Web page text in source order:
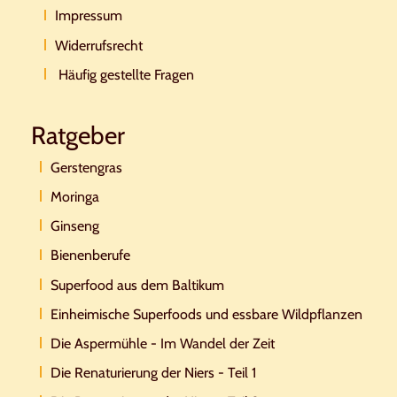
Impressum
Widerrufsrecht
Häufig gestellte Fragen
Ratgeber
Gerstengras
Moringa
Ginseng
Bienenberufe
Superfood aus dem Baltikum
Einheimische Superfoods und essbare Wildpflanzen
Die Aspermühle - Im Wandel der Zeit
Die Renaturierung der Niers - Teil 1